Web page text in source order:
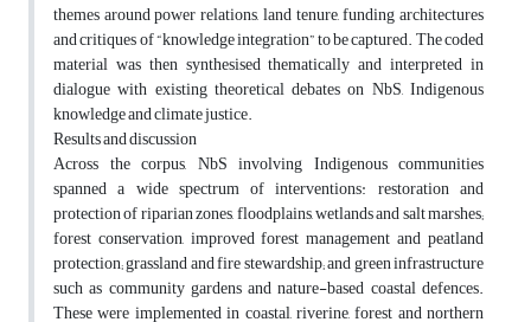
themes around power relations, land tenure, funding architectures
and critiques of “knowledge integration” to be captured. The coded
material was then synthesised thematically and interpreted in
dialogue with existing theoretical debates on NbS, Indigenous
knowledge and climate justice.
Results and discussion
Across the corpus, NbS involving Indigenous communities
spanned a wide spectrum of interventions: restoration and
protection of riparian zones, floodplains, wetlands and salt marshes;
forest conservation, improved forest management and peatland
protection; grassland and fire stewardship; and green infrastructure
such as community gardens and nature-based coastal defences.
These were implemented in coastal, riverine, forest and northern